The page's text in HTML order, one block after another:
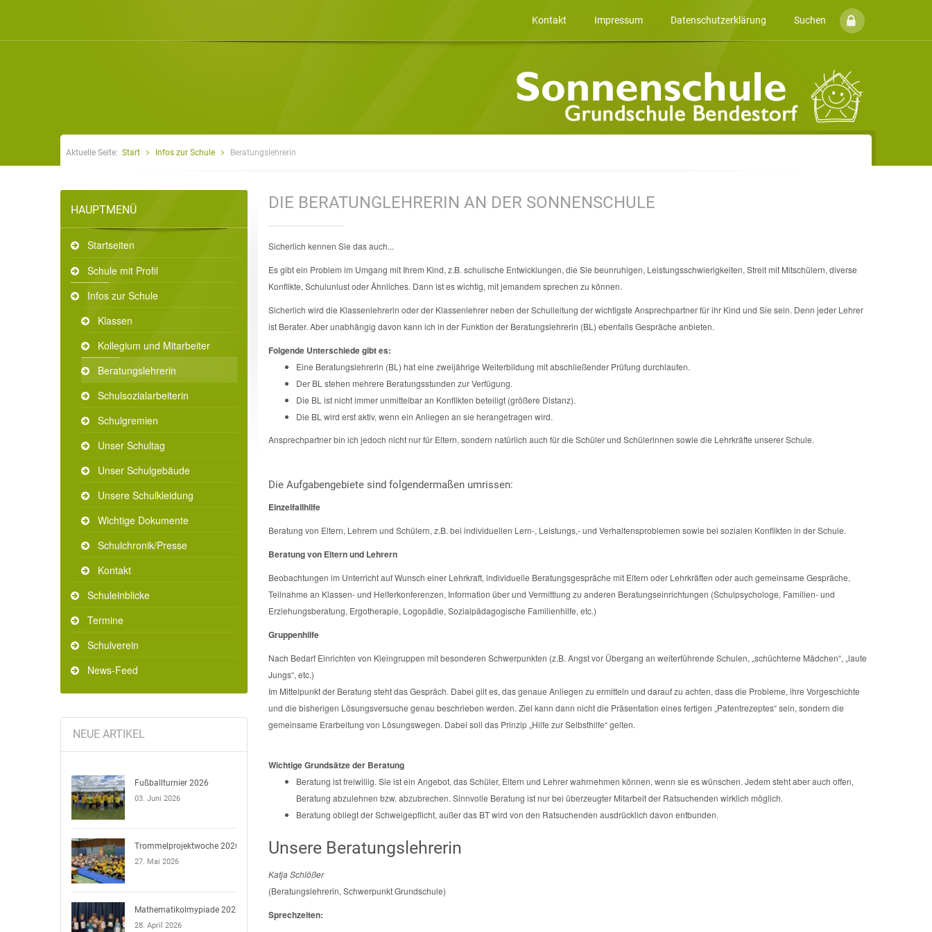
Kontakt Impressum Datenschutzerklärung Suchen
Aktuelle Seite: Start Infos zur Schule Beratungslehrerin
HAUPTMENÜ
Startseiten
Schule mit Profil
Infos zur Schule
Klassen
Kollegium und Mitarbeiter
Beratungslehrerin
Schulsozialarbeiterin
Schulgremien
Unser Schultag
Unser Schulgebäude
Unsere Schulkleidung
Wichtige Dokumente
Schulchronik/Presse
Kontakt
Schuleinblicke
Termine
Schulverein
News-Feed
NEUE ARTIKEL
Fußballturnier 2026
03. Juni 2026
Trommelprojektwoche 2026
27. Mai 2026
Mathematikolmypiade 2026
28. April 2026
DIE BERATUNGLEHRERIN AN DER SONNENSCHULE
Sicherlich kennen Sie das auch...
Es gibt ein Problem im Umgang mit Ihrem Kind, z.B. schulische Entwicklungen, die Sie beunruhigen, Leistungsschwierigkeiten, Streit mit Mitschülern, diverse
Konflikte, Schulunlust oder Ähnliches. Dann ist es wichtig, mit jemandem sprechen zu können.
Sicherlich wird die Klassenlehrerin oder der Klassenlehrer neben der Schulleitung der wichtigste Ansprechpartner für ihr Kind und Sie sein. Denn jeder Lehrer
ist Berater. Aber unabhängig davon kann ich in der Funktion der Beratungslehrerin (BL) ebenfalls Gespräche anbieten.
Folgende Unterschiede gibt es:
Eine Beratungslehrerin (BL) hat eine zweijährige Weiterbildung mit abschließender Prüfung durchlaufen.
Der BL stehen mehrere Beratungsstunden zur Verfügung.
Die BL ist nicht immer unmittelbar an Konflikten beteiligt (größere Distanz).
Die BL wird erst aktiv, wenn ein Anliegen an sie herangetragen wird.
Ansprechpartner bin ich jedoch nicht nur für Eltern, sondern natürlich auch für die Schüler und Schülerinnen sowie die Lehrkräfte unserer Schule.
Die Aufgabengebiete sind folgendermaßen umrissen:
Einzelfallhilfe
Beratung von Eltern, Lehrern und Schülern, z.B. bei individuellen Lern-, Leistungs,- und Verhaltensproblemen sowie bei sozialen Konflikten in der Schule.
Beratung von Eltern und Lehrern
Beobachtungen im Unterricht auf Wunsch einer Lehrkraft, individuelle Beratungsgespräche mit Eltern oder Lehrkräften oder auch gemeinsame Gespräche,
Teilnahme an Klassen- und Helferkonferenzen, Information über und Vermittlung zu anderen Beratungseinrichtungen (Schulpsychologe, Familien- und
Erziehungsberatung, Ergotherapie, Logopädie, Sozialpädagogische Familienhilfe, etc.)
Gruppenhilfe
Nach Bedarf Einrichten von Kleingruppen mit besonderen Schwerpunkten (z.B. Angst vor Übergang an weiterführende Schulen, „schüchterne Mädchen“, „laute
Jungs“, etc.)
Im Mittelpunkt der Beratung steht das Gespräch. Dabei gilt es, das genaue Anliegen zu ermitteln und darauf zu achten, dass die Probleme, ihre Vorgeschichte
und die bisherigen Lösungsversuche genau beschrieben werden. Ziel kann dann nicht die Präsentation eines fertigen „Patentrezeptes“ sein, sondern die
gemeinsame Erarbeitung von Lösungswegen. Dabei soll das Prinzip „Hilfe zur Selbsthilfe“ gelten.
Wichtige Grundsätze der Beratung
Beratung ist freiwillig. Sie ist ein Angebot, das Schüler, Eltern und Lehrer wahrnehmen können, wenn sie es wünschen. Jedem steht aber auch offen,
Beratung abzulehnen bzw. abzubrechen. Sinnvolle Beratung ist nur bei überzeugter Mitarbeit der Ratsuchenden wirklich möglich.
Beratung obliegt der Schweigepflicht, außer das BT wird von den Ratsuchenden ausdrücklich davon entbunden.
Unsere Beratungslehrerin
Katja Schlößer
(Beratungslehrerin, Schwerpunkt Grundschule)
Sprechzeiten: